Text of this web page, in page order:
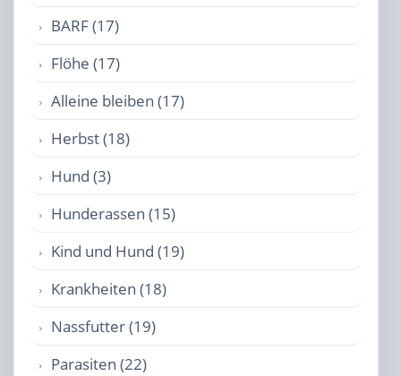
BARF (17)
Flöhe (17)
Alleine bleiben (17)
Herbst (18)
Hund (3)
Hunderassen (15)
Kind und Hund (19)
Krankheiten (18)
Nassfutter (19)
Parasiten (22)